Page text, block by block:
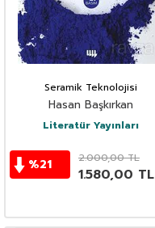
Seramik Teknolojisi
Hasan Başkırkan
Literatür Yayınları
%21 2.000,00TL
1.580,00 TL